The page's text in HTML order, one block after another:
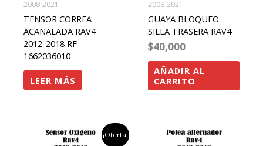
2008-2021
TENSOR CORREA
ACANALADA RAV4
2012-2018 RF
1662036010
LEER MÁS
2008-2021
GUAYA BLOQUEO
SILLA TRASERA RAV4
$40,000
AÑADIR AL
CARRITO
¡Oferta!
el
precio
el
precio